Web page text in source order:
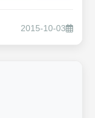
2015-10-03